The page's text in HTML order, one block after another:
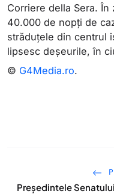
Corriere della Sera.
40.000 de nopți de
străduțele din centrul
lipsesc deșeurile, în
© G4Media.ro.
Președintele